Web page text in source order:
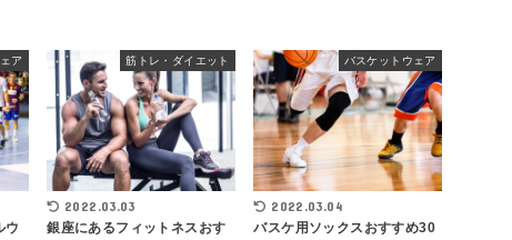
ア
ウ
筋トレ・ダイエット
2022.03.03
銀座にあるフィットネスおす
バスケットウェア
2022.03.04
バスケ用ソックスおすすめ30